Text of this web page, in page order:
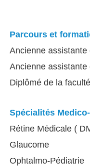
Parcours et
Ancienne assistante
Ancienne
Diplômé de la
Spécialités
Rétine Médicale (
Glaucome
Ophtalmo-Pédiatrie